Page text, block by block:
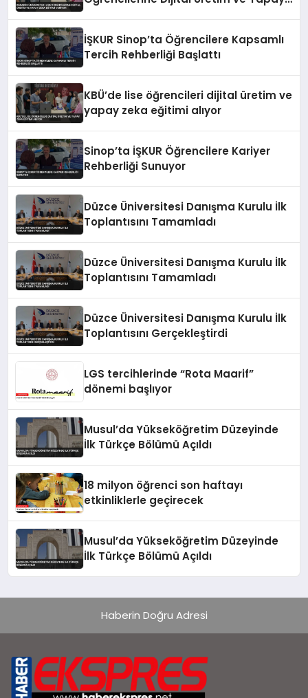
İŞKUR Sinop’ta Öğrencilere Kapsamlı
Tercih Rehberliği Başlattı
KBÜ’de lise öğrencileri dijital üretim ve
yapay zeka eğitimi alıyor
Sinop’ta İŞKUR Öğrencilere Kariyer
Rehberliği Sunuyor
Düzce Üniversitesi Danışma Kurulu İlk
Toplantısını Tamamladı
Düzce Üniversitesi Danışma Kurulu İlk
Toplantısını Tamamladı
Düzce Üniversitesi Danışma Kurulu İlk
Toplantısını Gerçekleştirdi
LGS tercihlerinde “Rota Maarif”
dönemi başlıyor
Musul’da Yükseköğretim Düzeyinde
İlk Türkçe Bölümü Açıldı
18 milyon öğrenci son haftayı
etkinliklerle geçirecek
Musul’da Yükseköğretim Düzeyinde
İlk Türkçe Bölümü Açıldı
Haberin Doğru Adresi